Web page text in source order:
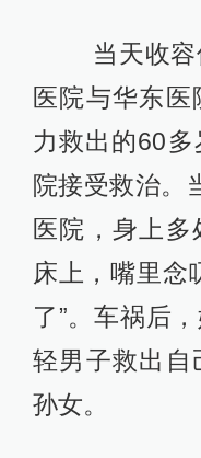
当天收容伤
医院与华东
力救出的60
院接受救治。
医院，身上
床上，嘴里念
了”。车祸后
轻男子救出自
孙女。